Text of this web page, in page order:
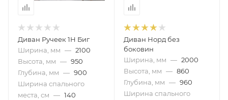
Диван Ручеек 1Н Биг
Ширина, мм — 2100
Высота, мм — 950
Глубина, мм — 900
Ширина спального
места, см — 140
Диван Норд без
боковин
Ширина, мм — 2000
Высота, мм — 860
Глубина, мм — 960
Ширина спального